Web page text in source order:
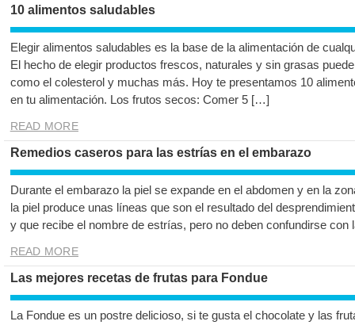
10 alimentos saludables
Elegir alimentos saludables es la base de la alimentación de
El hecho de elegir productos frescos, naturales y sin grasas
como el colesterol y muchas más. Hoy te presentamos 10
en tu alimentación. Los frutos secos: Comer 5 […]
READ MORE
Remedios caseros para las estrías en el embarazo
Durante el embarazo la piel se expande en el abdomen y en la
la piel produce unas líneas que son el resultado del
y que recibe el nombre de estrías, pero no deben confundirse
READ MORE
Las mejores recetas de frutas para Fondue
La Fondue es un postre delicioso, si te gusta el chocolate y las